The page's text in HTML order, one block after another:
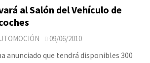
al Salón del Vehículo de
09/06/2010
anunciado que tendrá disponibles 300